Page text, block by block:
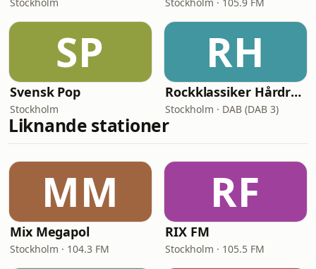
SP
Svensk Pop
Stockholm
RH
Rockklassiker Hårdrock
Stockholm · DAB (DAB 3)
Liknande stationer
MM
Mix Megapol
Stockholm · 104.3 FM
RF
RIX FM
Stockholm · 105.5 FM